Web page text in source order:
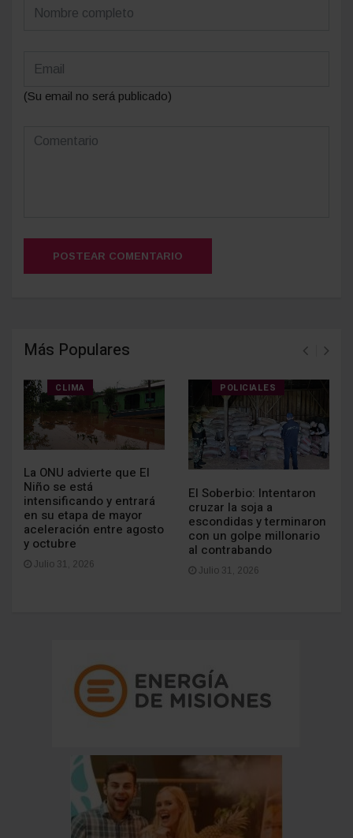
(Su email no será publicado)
POSTEAR COMENTARIO
Más Populares
CLIMA
La ONU advierte que El
Niño se está
intensificando y entrará
en su etapa de mayor
aceleración entre agosto
y octubre
Julio 31, 2026
POLICIALES
El Soberbio: Intentaron
cruzar la soja a
escondidas y terminaron
con un golpe millonario
al contrabando
Julio 31, 2026